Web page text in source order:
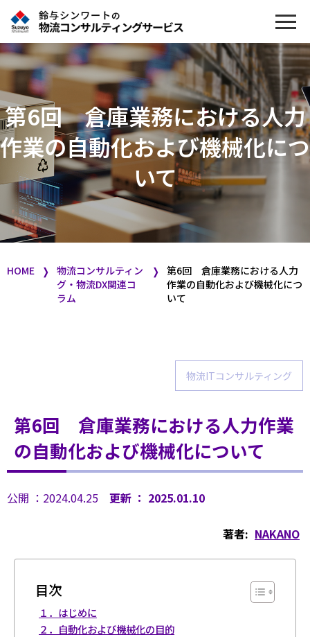
第6回 倉庫業務における人力
作業の自動化および機械化につ
いて
HOME ❭ 物流コンサルティン
グ・物流DX関連コ
ラム
❭
第6回 倉庫業務における人力
作業の自動化および機械化につ
いて
物流ITコンサルティング
第6回 倉庫業務における人力作業
の自動化および機械化について
公開 ：2024.04.25 更新 ： 2025.01.10
著者: NAKANO
目次
１．はじめに
２．自動化および機械化の目的